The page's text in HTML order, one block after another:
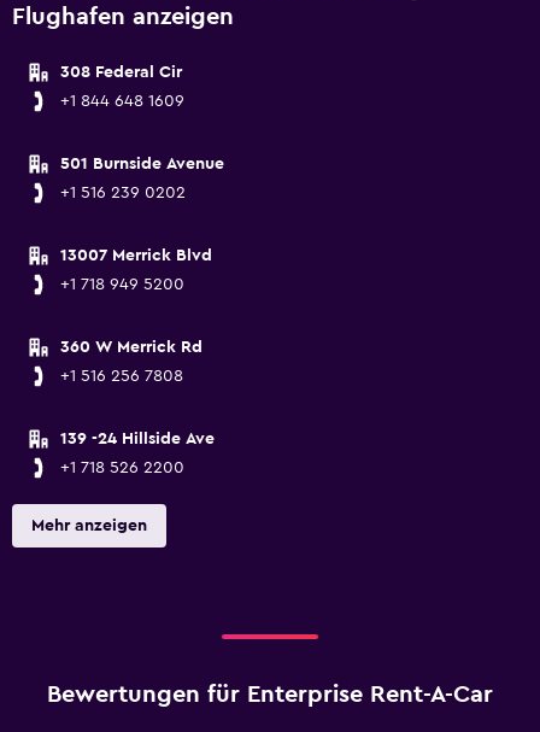
Flughafen anzeigen
308 Federal Cir
+1 844 648 1609
501 Burnside Avenue
+1 516 239 0202
13007 Merrick Blvd
+1 718 949 5200
360 W Merrick Rd
+1 516 256 7808
139 -24 Hillside Ave
+1 718 526 2200
Mehr anzeigen
Bewertungen für Enterprise Rent-A-Car